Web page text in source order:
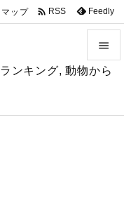
ンキング, 動物から



ップ  RSS Feedly